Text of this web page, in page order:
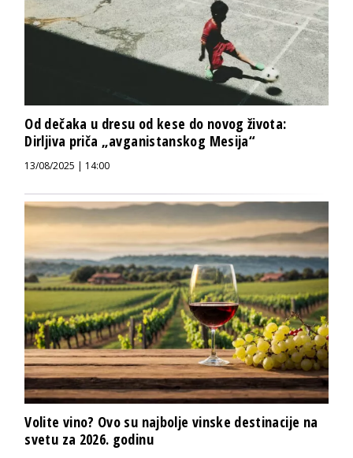
Od dečaka u dresu od kese do novog života:
Dirljiva priča „avganistanskog Mesija“
13/08/2025 | 14:00
Volite vino? Ovo su najbolje vinske destinacije na
svetu za 2026. godinu